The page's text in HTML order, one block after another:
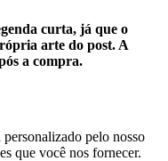
curta, já que o
arte do post. A
a compra.
pelo nosso
que você nos fornecer.